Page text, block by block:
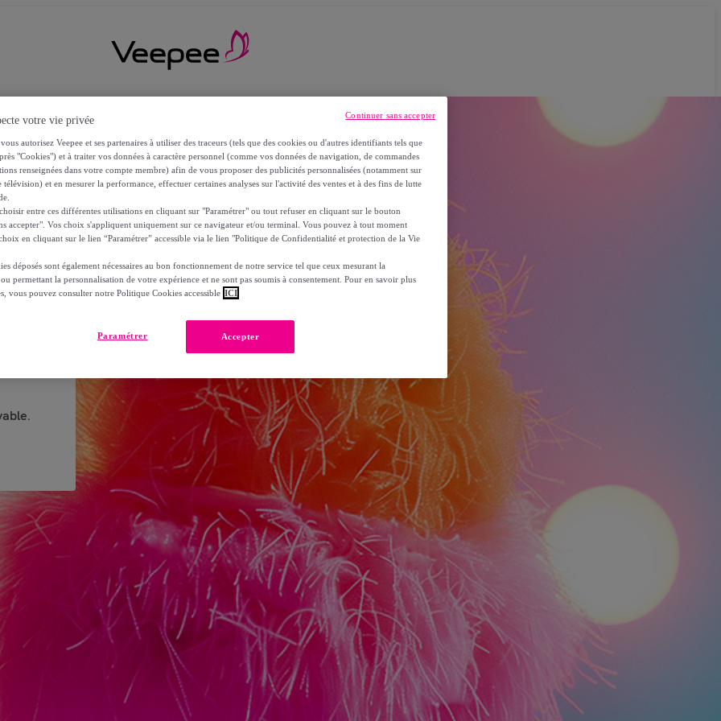
votre vie privée
autorisez Veepee et ses partenaires à utiliser des traceurs (tels que des cookies ou d'autres identifiants tels que
"Cookies") et à traiter vos données à caractère personnel (comme vos données de navigation, de commandes
renseignées dans votre compte membre) afin de vous proposer des publicités personnalisées (notamment sur
télévision) et en mesurer la performance, effectuer certaines analyses sur l'activité des ventes et à des fins de lutte
entre ces différentes utilisations en cliquant sur "Paramétrer" ou tout refuser en cliquant sur le bouton
accepter". Vos choix s'appliquent uniquement sur ce navigateur et/ou terminal. Vous pouvez à tout moment
en cliquant sur le lien “Paramétrer” accessible via le lien "Politique de Confidentialité et protection de la Vie
déposés sont également nécessaires au bon fonctionnement de notre service tel que ceux mesurant la
permettant la personnalisation de votre expérience et ne sont pas soumis à consentement. Pour en savoir plus
vous pouvez consulter notre Politique Cookies accessible ICI
Accepter
Paramétrer
Continuer sans accepter